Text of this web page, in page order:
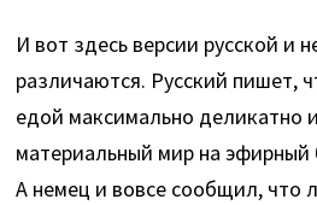
И вот здесь версии русской и
различаются. Русский пишет,
едой максимально деликатно
материальный мир на эфирный
А немец и вовсе сообщил, что